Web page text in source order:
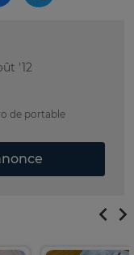
'12
de portable